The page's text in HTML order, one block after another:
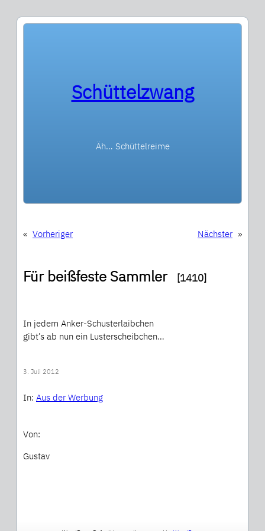
Schüttelzwang
Äh… Schüttelreime
« Vorheriger Nächster »
Für beißfeste Sammler[1410]
In jedem Anker-Schusterlaibchen
gibt’s ab nun ein Lusterscheibchen…
3. Juli 2012
In: Aus der Werbung
Von:
Gustav